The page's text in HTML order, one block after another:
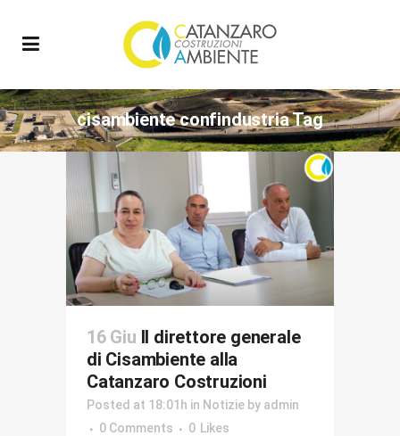
cisambiente confindustria Tag
16 Giu Il direttore generale
di Cisambiente alla
Catanzaro Costruzioni
Posted at 18:01h in Notizie by admin
0 Comments
0 Likes